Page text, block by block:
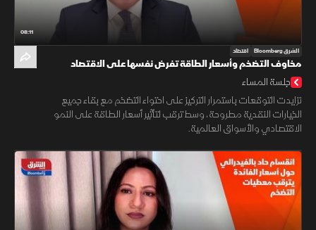
08:11
الشرق Bloomberg اقتصاد
مخاوف التضخم وأسعار الطاقة تفرض نفسها على الاقتصاد
العالمي
جلسة المساء
تزايدت التوقعات باستمرار التركيز على احتواء التضخم مع بقاء جميع
الخيارات النقدية مطروحة، وسط ترقب لتأثير أسعار الطاقة على النمو
الاقتصادي والأسواق العالمية.